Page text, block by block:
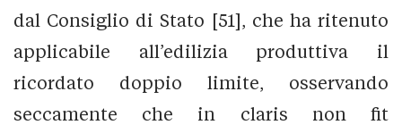
dal Consiglio di Stato [51], che ha ritenuto
applicabile all’edilizia produttiva il
ricordato doppio limite, osservando
seccamente che in claris non fit